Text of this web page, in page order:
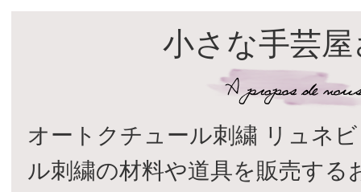
小さな手芸
オートクチュール刺繍 リュネビ
ル刺繍の材料や道具を販売する